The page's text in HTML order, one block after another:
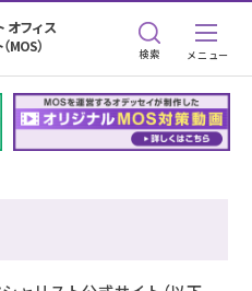
オフィス
MOS）
検索